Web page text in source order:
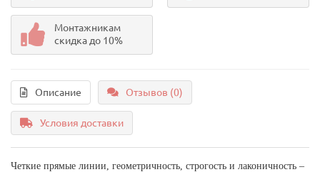
Монтажникам
скидка до 10%
Описание Отзывов (0)
Условия доставки
Четкие прямые линии, геометричность, строгость и лаконичность –